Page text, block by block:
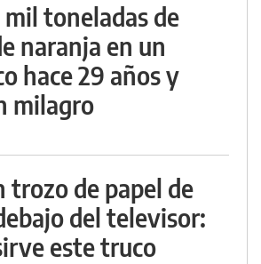
mil toneladas de
naranja en un
hace 29 años y
milagro
trozo de papel de
del televisor:
este truco